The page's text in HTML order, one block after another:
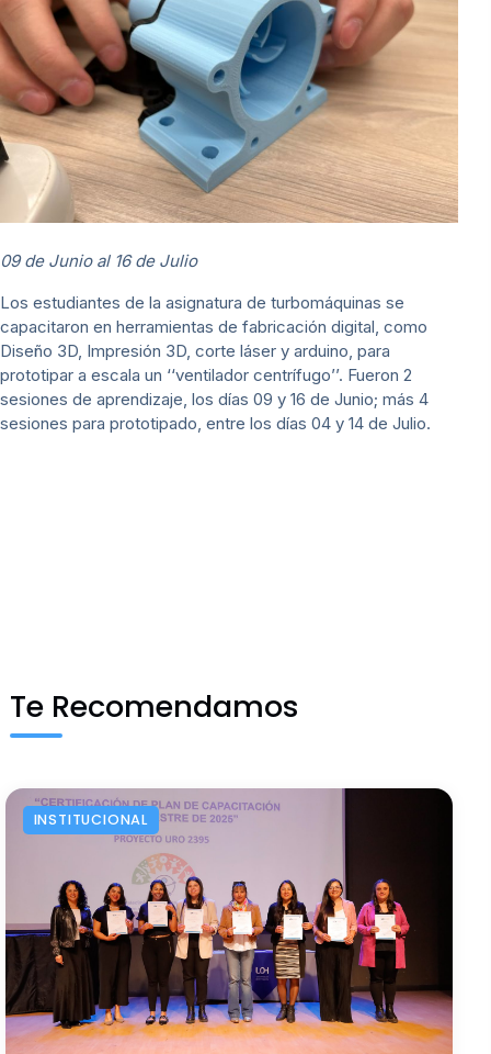
09 de Junio al 16 de Julio
Los estudiantes de la asignatura de turbomáquinas se
capacitaron en herramientas de fabricación digital, como
Diseño 3D, Impresión 3D, corte láser y arduino, para
prototipar a escala un ‘‘ventilador centrífugo’’. Fueron 2
sesiones de aprendizaje, los días 09 y 16 de Junio; más 4
sesiones para prototipado, entre los días 04 y 14 de Julio.
Te Recomendamos
INSTITUCIONAL